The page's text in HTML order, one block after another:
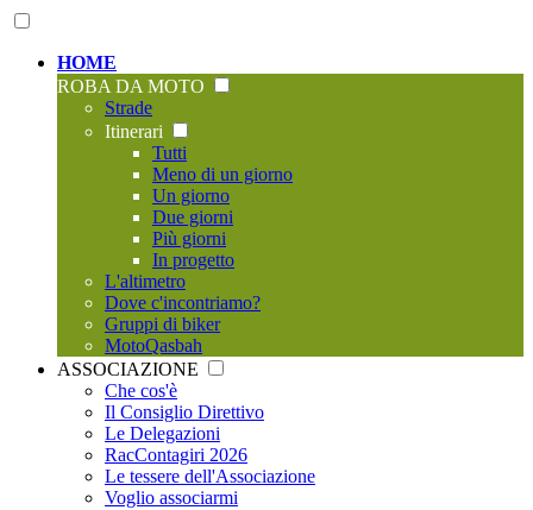
HOME
ROBA DA MOTO
Strade
Itinerari
Tutti
Meno di un giorno
Un giorno
Due giorni
Più giorni
In progetto
L'altimetro
Dove c'incontriamo?
Gruppi di biker
MotoQasbah
ASSOCIAZIONE
Che cos'è
Il Consiglio Direttivo
Le Delegazioni
RacContagiri 2026
Le tessere dell'Associazione
Voglio associarmi